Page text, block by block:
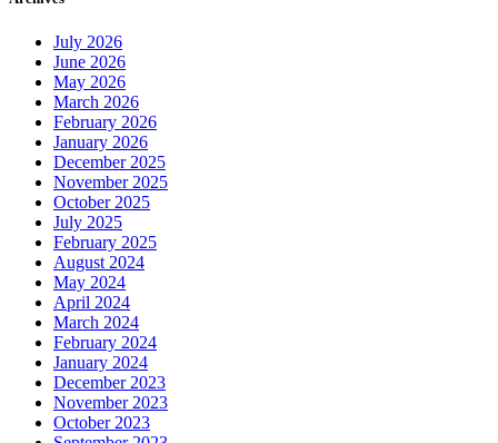
July 2026
June 2026
May 2026
March 2026
February 2026
January 2026
December 2025
November 2025
October 2025
July 2025
February 2025
August 2024
May 2024
April 2024
March 2024
February 2024
January 2024
December 2023
November 2023
October 2023